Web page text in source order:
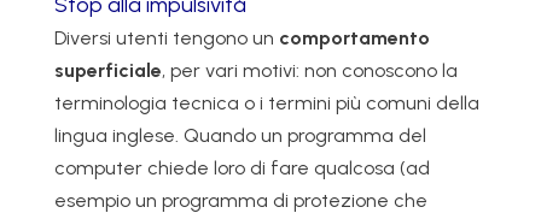
Diversi utenti tengono un comportamento
superficiale, per vari motivi: non conoscono la
terminologia tecnica o i termini più comuni della
lingua inglese. Quando un programma del
computer chiede loro di fare qualcosa (ad
esempio un programma di protezione che